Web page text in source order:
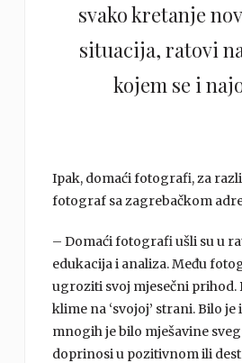
svako kretanje
situacija, ratovi
kojem se i
Ipak, domaći fotografi, za
fotograf sa zagrebačkom
– Domaći fotografi ušli su u
edukacija i analiza. Među
ugroziti svoj mjesečni prihod.
klime na ‘svojoj’ strani. Bilo
mnogih je bilo mješavine
doprinosi u pozitivnom ili